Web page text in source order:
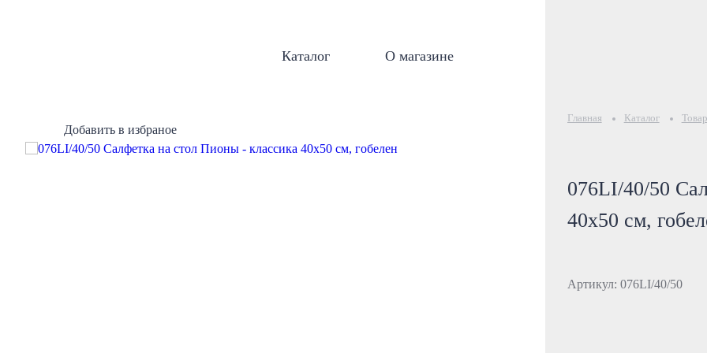
Каталог О магазине
Добавить в избраное
Главная Каталог
076LI/40/50
40х50 см,
Артикул: 076LI/40/50